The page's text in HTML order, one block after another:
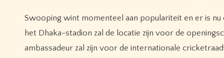
Swooping wint momenteel aan populariteit en er is
het Dhaka-stadion zal de locatie zijn voor de
ambassadeur zal zijn voor de internationale